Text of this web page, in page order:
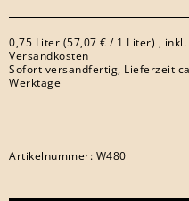
0,75 Liter (57,07 € / 1 Liter) , inkl.
Versandkosten
Sofort versandfertig, Lieferzeit
Werktage
Artikelnummer: W480